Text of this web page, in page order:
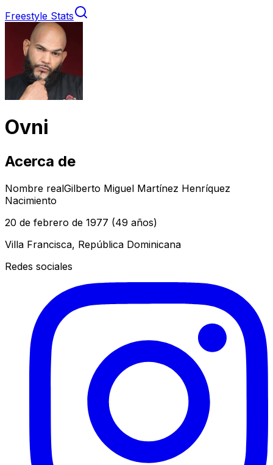
Freestyle Stats
Ovni
Acerca de
Nombre realGilberto Miguel Martínez Henríquez
Nacimiento
20 de febrero de 1977 (49 años)
Villa Francisca, República Dominicana
Redes sociales